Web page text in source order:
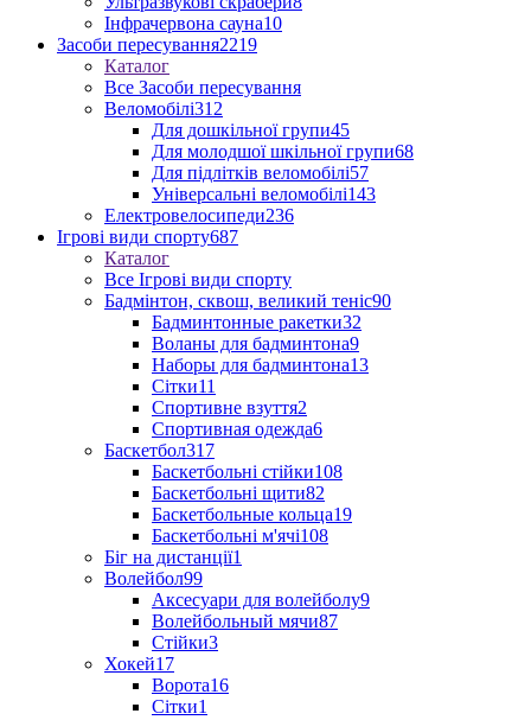
Інфрачервона сауна10
Засоби пересування2219
Каталог
Все Засоби пересування
Веломобілі312
Для дошкільної групи45
Для молодшої шкільної групи68
Для підлітків веломобілі57
Універсальні веломобілі143
Електровелосипеди236
Ігрові види спорту687
Каталог
Все Ігрові види спорту
Бадмінтон, сквош, великий теніс90
Бадминтонные ракетки32
Воланы для бадминтона9
Наборы для бадминтона13
Сітки11
Спортивне взуття2
Спортивная одежда6
Баскетбол317
Баскетбольні стійки108
Баскетбольні щити82
Баскетбольные кольца19
Баскетбольні м'ячі108
Біг на дистанції1
Волейбол99
Аксесуари для волейболу9
Волейбольный мячи87
Стійки3
Хокей17
Ворота16
Сітки1